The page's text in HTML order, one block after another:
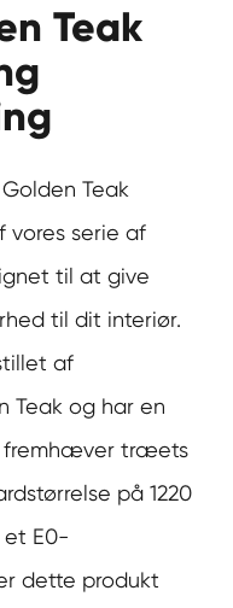
Teak
Teak
vores serie af
til at give
til dit interiør.
af
Teak og har en
fremhæver træets
på 1220
et E0-
dette produkt